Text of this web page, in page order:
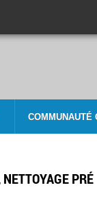
COMMUNAUTÉ
PRÉ